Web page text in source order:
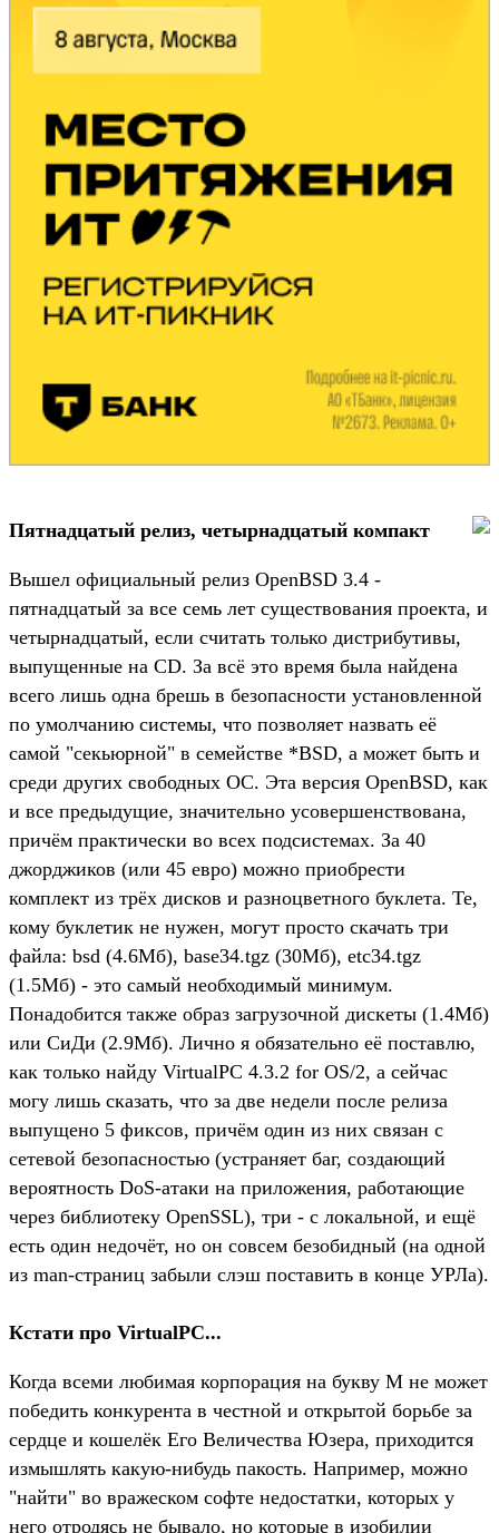
Пятнадцатый релиз, четырнадцатый компакт
Вышел официальный релиз OpenBSD 3.4 -
пятнадцатый за все семь лет существования проекта, и
четырнадцатый, если считать только дистрибутивы,
выпущенные на CD. За всё это время была найдена
всего лишь одна брешь в безопасности установленной
по умолчанию системы, что позволяет назвать её
самой "секьюрной" в семействе *BSD, а может быть и
среди других свободных ОС. Эта версия OpenBSD, как
и все предыдущие, значительно усовершенствована,
причём практически во всех подсистемах. За 40
джорджиков (или 45 евро) можно приобрести
комплект из трёх дисков и разноцветного буклета. Те,
кому буклетик не нужен, могут просто скачать три
файла: bsd (4.6Мб), base34.tgz (30Мб), etc34.tgz
(1.5Мб) - это самый необходимый минимум.
Понадобится также образ загрузочной дискеты (1.4Мб)
или СиДи (2.9Мб). Лично я обязательно её поставлю,
как только найду VirtualPC 4.3.2 for OS/2, а сейчас
могу лишь сказать, что за две недели после релиза
выпущено 5 фиксов, причём один из них связан с
сетевой безопасностью (устраняет баг, создающий
вероятность DoS-атаки на приложения, работающие
через библиотеку OpenSSL), три - с локальной, и ещё
есть один недочёт, но он совсем безобидный (на одной
из man-страниц забыли слэш поставить в конце УРЛа).
Кстати про VirtualPC...
Когда всеми любимая корпорация на букву М не может
победить конкурента в честной и открытой борьбе за
сердце и кошелёк Его Величества Юзера, приходится
измышлять какую-нибудь пакость. Например, можно
"найти" во вражеском софте недостатки, которых у
него отродясь не бывало, но которые в изобилии